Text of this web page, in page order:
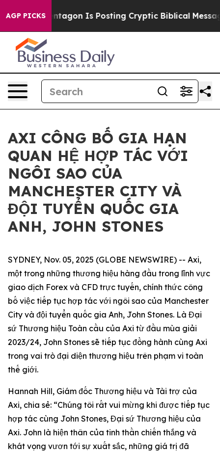
AGP PICKS
The Pentagon Is Posting Cryptic Biblical
AXI CÔNG BỐ GIA HẠN
QUAN HỆ HỢP TÁC VỚI
NGÔI SAO CỦA
MANCHESTER CITY VÀ
ĐỘI TUYỂN QUỐC GIA
ANH, JOHN STONES
SYDNEY, Nov. 05, 2025 (GLOBE NEWSWIRE) -- Axi,
một trong những thương hiệu hàng đầu trong lĩnh vực
giao dịch Forex và CFD trực tuyến, chính thức công
bố việc tiếp tục hợp tác với ngôi sao của Manchester
City và đội tuyển quốc gia Anh, John Stones. Là Đại
sứ Thương hiệu Toàn cầu của Axi từ đầu mùa giải
2023/24, John Stones sẽ tiếp tục đồng hành cùng Axi
trong vai trò đại diện thương hiệu trên phạm vi toàn
thế giới.
Hannah Hill, Giám đốc Thương hiệu và Tài trợ của
Axi, chia sẻ: “Chúng tôi rất vui mừng khi được tiếp tục
hợp tác cùng John Stones, Đại sứ Thương hiệu của
Axi. John là hiện thân của tinh thần chiến thắng và
khát vọng vươn tới sự xuất sắc, những giá trị đã